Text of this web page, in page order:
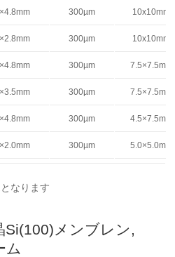
300µm 10x10mm
300µm 10x10mm
300µm 7.5×7.5mm
300µm 7.5×7.5mm
300µm 4.5×7.5mm
300µm 5.0×5.0mm
なります
Si(100)メンブレン,
ム